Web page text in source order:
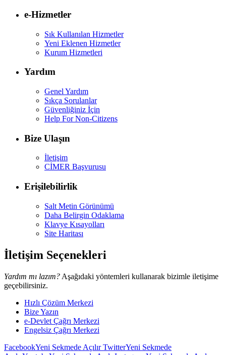
e-Hizmetler
Sık Kullanılan Hizmetler
Yeni Eklenen Hizmetler
Kurum Hizmetleri
Yardım
Genel Yardım
Sıkça Sorulanlar
Güvenliğiniz İçin
Help For Non-Citizens
Bize Ulaşın
İletişim
CİMER Başvurusu
Erişilebilirlik
Salt Metin Görünümü
Daha Belirgin Odaklama
Klavye Kısayolları
Site Haritası
İletişim Seçenekleri
Yardım mı lazım? Aşağıdaki yöntemleri kullanarak bizimle iletişime
geçebilirsiniz.
Hızlı Çözüm Merkezi
Bize Yazın
e-Devlet Çağrı Merkezi
Engelsiz Çağrı Merkezi
FacebookYeni Sekmede AçılırTwitterYeni Sekmede